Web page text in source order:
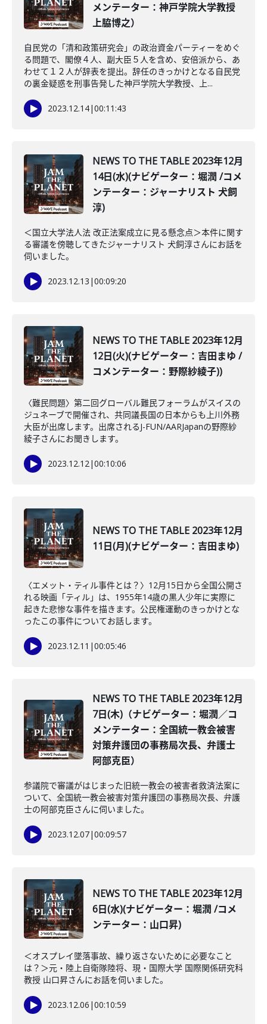
メンテーター：神戸学院大学教授
上脇博之）
自民党の「清和政策研究会」の政治資金パーティーをめぐ
る問題で、閣僚４人、副大臣５人を含め、安倍派から、あ
わせて１２人が辞表を提出。辞任のきっかけとなる自民党
の裏金疑惑を刑事告発した神戸学院大学教授、上...
2023.12.14|00:11:43
NEWS TO THE TABLE 2023年12月
14日(水)(ナビゲーター：堀潤 /コメ
ンテーター：ジャーナリスト 犬飼
淳)
＜国立大学法人法 改正法案成立に見る懸念点＞本件に関す
る審議を傍聴してきたジャーナリスト 犬飼淳さんにお話を
伺いました。
2023.12.13 |00:09:20
NEWS TO THE TABLE 2023年12月
12日(火)(ナビゲーター：吉田まゆ /
コメンテーター：野際紗綾子))
〈難民問題〉第二回グローバル難民フォーラムがスイスの
ジュネーブで開催され、共同議長国の日本からも上川外務
大臣が出席します。出席されるJ-FUN/AARJapanの野際紗
綾子さんにお聞きします。
2023.12.12|00:10:06
NEWS TO THE TABLE 2023年12月
11日(月)(ナビゲーター：吉田まゆ)
〈エメット・ティル事件とは？〉12月15日から全国公開さ
れる映画「ティル」は、1955年14歳の黒人少年に実際に
起きた悲惨な事件を描きます。公民権運動のきっかけとな
ったこの事件についてお話します。
2023.12.11 |00:05:46
NEWS TO THE TABLE 2023年12月
7日(木)（ナビゲーター：堀潤／コ
メンテーター：全国統一教会被害
対策弁護団の事務局次長、弁護士
阿部克臣）
参議院で審議がはじまった旧統一教会の被害者救済法案に
ついて、全国統一教会被害対策弁護団の事務局次長、弁護
士の阿部克臣さんに伺いました。
2023.12.07|00:09:57
NEWS TO THE TABLE 2023年12月
6日(水)(ナビゲーター：堀潤 /コメ
ンテーター：山口昇)
＜オスプレイ墜落事故、繰り返さないために必要なこと
は？＞元・陸上自衛隊陸将、現・国際大学 国際関係研究科
教授 山口昇さんにお話を伺いました。
2023.12.06 |00:10:59